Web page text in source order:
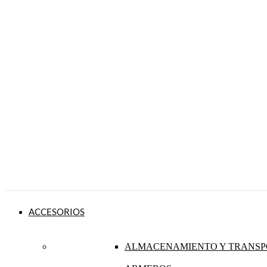
ACCESORIOS
ALMACENAMIENTO Y